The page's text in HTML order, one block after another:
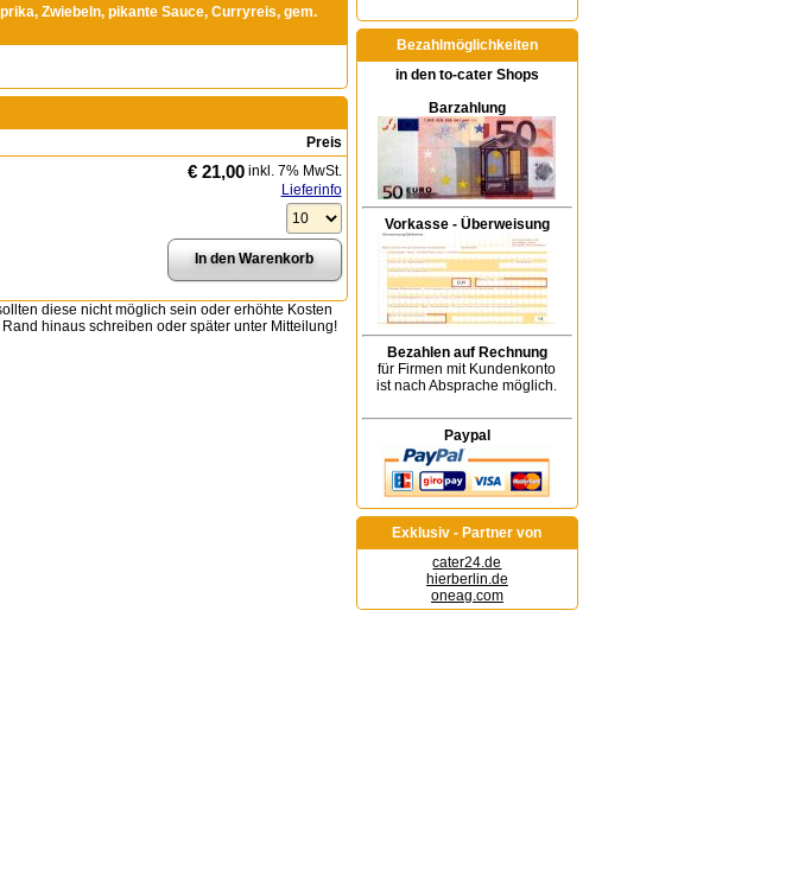
Zwiebeln, pikante Sauce, Curryreis, gem.
Preis
€ 21,00inkl. 7% MwSt.
Lieferinfo
diese nicht möglich sein oder erhöhte Kosten
hinaus schreiben oder später unter Mitteilung!
Bezahlmöglichkeiten
in den to-cater Shops
Barzahlung
Vorkasse - Überweisung
Bezahlen auf Rechnung
für Firmen mit Kundenkonto
ist nach Absprache möglich.
Paypal
Exklusiv - Partner von
cater24.de
hierberlin.de
oneag.com